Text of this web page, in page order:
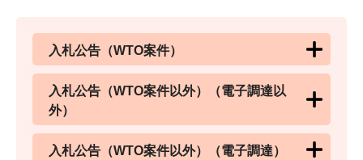
入札公告（WTO案件）
入札公告（WTO案件以外）（電子調達以
外）
入札公告（WTO案件以外）（電子調達）